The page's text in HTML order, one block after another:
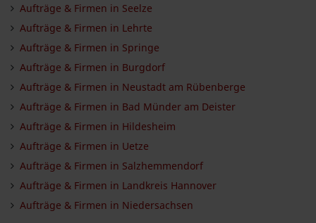
Aufträge & Firmen in Seelze
Aufträge & Firmen in Lehrte
Aufträge & Firmen in Springe
Aufträge & Firmen in Burgdorf
Aufträge & Firmen in Neustadt am Rübenberge
Aufträge & Firmen in Bad Münder am Deister
Aufträge & Firmen in Hildesheim
Aufträge & Firmen in Uetze
Aufträge & Firmen in Salzhemmendorf
Aufträge & Firmen in Landkreis Hannover
Aufträge & Firmen in Niedersachsen